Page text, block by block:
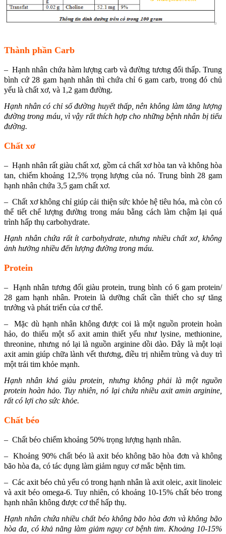
Thành phần Carb
– Hạnh nhân chứa hàm lượng carb và đường tương đối thấp. Trung
bình cứ 28 gam hạnh nhân thì chứa chỉ 6 gam carb, trong đó chủ
yếu là chất xơ, và 1,2 gam đường.
Hạnh nhân có chỉ số đường huyết thấp, nên không làm tăng lượng
đường trong máu, vì vậy rất thích hợp cho những bệnh nhân bị tiểu
đường.
Chất xơ
– Hạnh nhân rất giàu chất xơ, gồm cả chất xơ hòa tan và không hòa
tan, chiếm khoảng 12,5% trọng lượng của nó. Trung bình 28 gam
hạnh nhân chứa 3,5 gam chất xơ.
– Chất xơ không chỉ giúp cải thiện sức khỏe hệ tiêu hóa, mà còn có
thể tiết chế lượng đường trong máu bằng cách làm chậm lại quá
trình hấp thụ carbohydrate.
Hạnh nhân chứa rất ít carbohydrate, nhưng nhiều chất xơ, không
ảnh hưởng nhiều đến lượng đường trong máu.
Protein
– Hạnh nhân tương đối giàu protein, trung bình có 6 gam protein/
28 gam hạnh nhân. Protein là dưỡng chất cần thiết cho sự tăng
trưởng và phát triển của cơ thể.
– Mặc dù hạnh nhân không được coi là một nguồn protein hoàn
hảo, do thiếu một số axit amin thiết yếu như lysine, methionine,
threonine, nhưng nó lại là nguồn arginine dồi dào. Đây là một loại
axit amin giúp chữa lành vết thương, điều trị nhiễm trùng và duy trì
một trái tim khỏe mạnh.
Hạnh nhân khá giàu protein, nhưng không phải là một nguồn
protein hoàn hảo. Tuy nhiên, nó lại chứa nhiều axit amin arginine,
rất có lợi cho sức khỏe.
Chất béo
– Chất béo chiếm khoảng 50% trọng lượng hạnh nhân.
– Khoảng 90% chất béo là axit béo không bão hòa đơn và không
bão hòa đa, có tác dụng làm giảm nguy cơ mắc bệnh tim.
– Các axit béo chủ yếu có trong hạnh nhân là axit oleic, axit linoleic
và axit béo omega-6. Tuy nhiên, có khoảng 10-15% chất béo trong
hạnh nhân không được cơ thể hấp thụ.
Hạnh nhân chứa nhiều chất béo không bão hòa đơn và không bão
hòa đa, có khả năng làm giảm nguy cơ bệnh tim. Khoảng 10-15%